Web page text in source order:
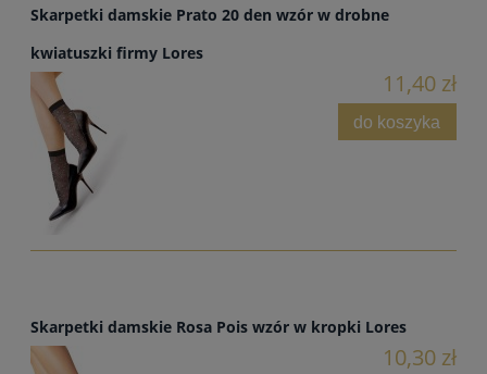
Skarpetki damskie Prato 20 den wzór w drobne
kwiatuszki firmy Lores
11,40 zł
do koszyka
Skarpetki damskie Rosa Pois wzór w kropki Lores
10,30 zł